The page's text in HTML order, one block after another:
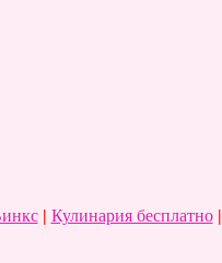
| Кулинария бесплатно|